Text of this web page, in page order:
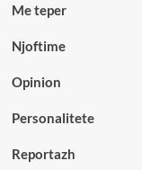
Me teper
Njoftime
Opinion
Personalitete
Reportazh